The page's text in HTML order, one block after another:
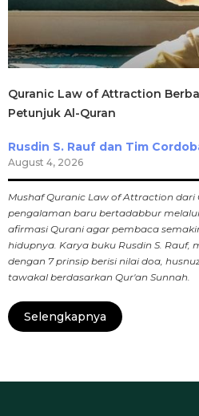
Quranic Law of Attraction
Petunjuk Al-Quran
Rusdin S. Rauf dan Tim
August 4, 2026
Mushaf Quranic Law of Attraction
pengalaman baru bertadabbur
afirmasi Qurani agar pembaca
hidupnya. Karya buku Rusdin S. Rauf,
dengan 7 prinsip berisi nilai doa,
tawakal berdasarkan Qur'an Sunnah.
Selengkapnya